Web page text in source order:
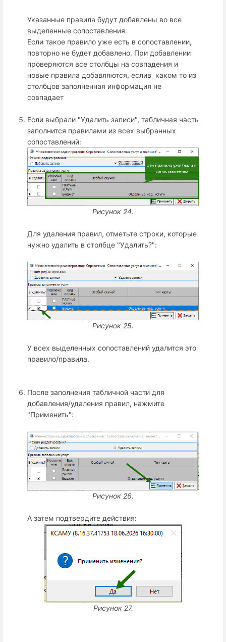
Указанные правила будут добавлены во все
выделенные сопоставления.
Если такое правило уже есть в сопоставлении,
повторно не будет добавлено. При добавлении
проверяются все столбцы на совпадения и
новые правила добавляются, еслив каком то из
столбцов заполненная информация не
совпадает
Если выбрали "Удалить записи", табличная часть
заполнится правилами из всех выбранных
сопоставлений:
Рисунок 24.
Для удаления правил, отметьте строки, которые
нужно удалить в столбце "Удалить?":
Рисунок 25.
У всех выделенных сопоставлений удалится это
правило/правила.
После заполнения табличной части для
добавления/удаления правил, нажмите
"Применить":
Рисунок 26.
А затем подтвердите действия:
Рисунок 27.